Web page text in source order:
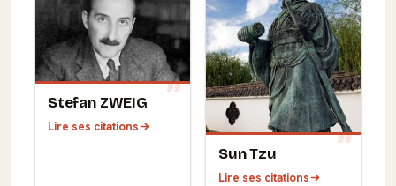
Stefan ZWEIG
Lire ses citations
Sun Tzu
Lire ses citations